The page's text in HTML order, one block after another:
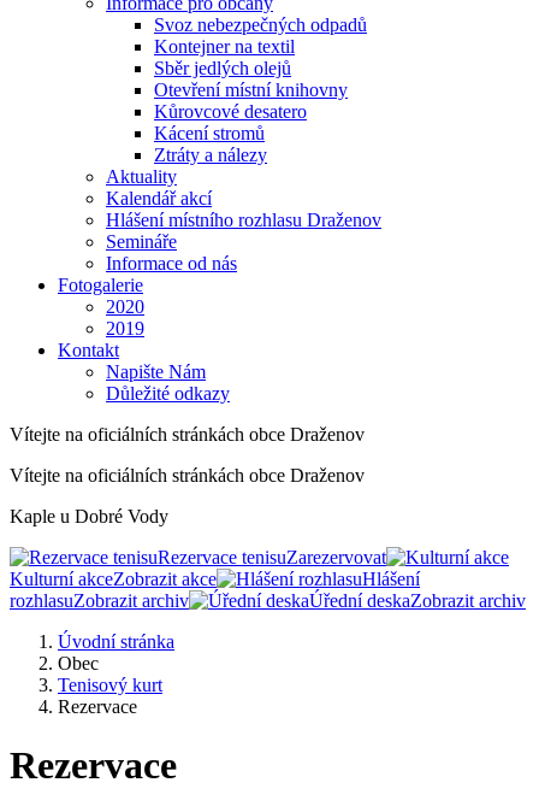
Svoz nebezpečných odpadů
Kontejner na textil
Sběr jedlých olejů
Otevření místní knihovny
Kůrovcové desatero
Kácení stromů
Ztráty a nálezy
Aktuality
Kalendář akcí
Hlášení místního rozhlasu Draženov
Semináře
Informace od nás
Fotogalerie
2020
2019
Kontakt
Napište Nám
Důležité odkazy
Vítejte na oficiálních stránkách obce Draženov
Vítejte na oficiálních stránkách obce Draženov
Kaple u Dobré Vody
Rezervace tenisuZarezervovat
Kulturní akceZobrazit akce
Hlášení
rozhlasuZobrazit archiv Úřední deskaZobrazit archiv
Úvodní stránka
Obec
Tenisový kurt
Rezervace
Rezervace